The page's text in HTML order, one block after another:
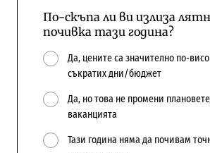
По-скъпа ли ви излиза
почивка тази година?
Да, цените са значително по-
съкратих дни/бюджет
Да, но това не промени
ваканцията
Тази година няма да почивам